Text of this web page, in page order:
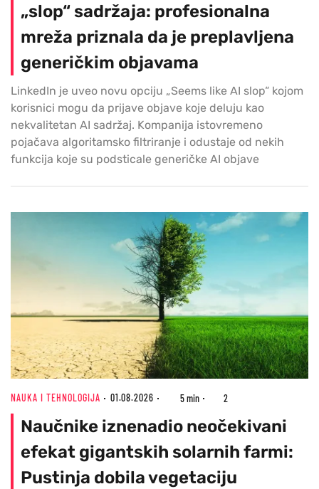
„slop“ sadržaja: profesionalna
mreža priznala da je preplavljena
generičkim objavama
LinkedIn je uveo novu opciju „Seems like AI slop“ kojom
korisnici mogu da prijave objave koje deluju kao
nekvalitetan AI sadržaj. Kompanija istovremeno
pojačava algoritamsko filtriranje i odustaje od nekih
funkcija koje su podsticale generičke AI objave
NAUKA I TEHNOLOGIJA 01.08.2026 5 min 2
Naučnike iznenadio neočekivani
efekat gigantskih solarnih farmi:
Pustinja dobila vegetaciju